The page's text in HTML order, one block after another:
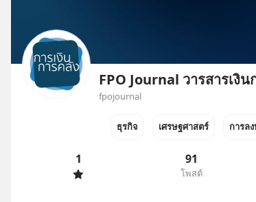
FPO Journal วารสารเงิน
fpojournal
ธุรกิจ เศรษฐศาสตร์ การล
1 91
โพสต์